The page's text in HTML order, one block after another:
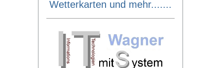
Wetterkarten und mehr.......